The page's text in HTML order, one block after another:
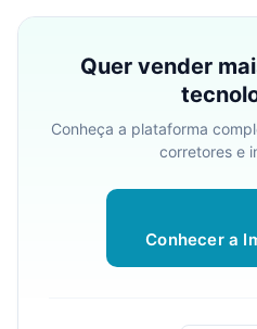
Quer vender
Conheça a plataforma
corretores e
Conhecer a